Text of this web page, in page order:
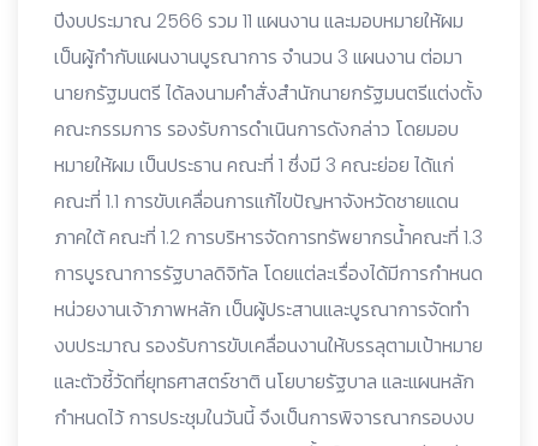
ปีงบประมาณ 2566 รวม 11 แผนงาน และมอบหมายให้ผม
เป็นผู้กำกับแผนงานบูรณาการ จำนวน 3 แผนงาน ต่อมา
นายกรัฐมนตรี ได้ลงนามคำสั่งสำนักนายกรัฐมนตรีแต่งตั้ง
คณะกรรมการ รองรับการดำเนินการดังกล่าว โดยมอบ
หมายให้ผม เป็นประธาน คณะที่ 1 ซึ่งมี 3 คณะย่อย ได้แก่
คณะที่ 1.1 การขับเคลื่อนการแก้ไขปัญหาจังหวัดชายแดน
ภาคใต้ คณะที่ 1.2 การบริหารจัดการทรัพยากรน้ำคณะที่ 1.3
การบูรณาการรัฐบาลดิจิทัล โดยแต่ละเรื่องได้มีการกำหนด
หน่วยงานเจ้าภาพหลัก เป็นผู้ประสานและบูรณาการจัดทำ
งบประมาณ รองรับการขับเคลื่อนงานให้บรรลุตามเป้าหมาย
และตัวชี้วัดที่ยุทธศาสตร์ชาติ นโยบายรัฐบาล และแผนหลัก
กำหนดไว้ การประชุมในวันนี้ จึงเป็นการพิจารณากรอบงบ